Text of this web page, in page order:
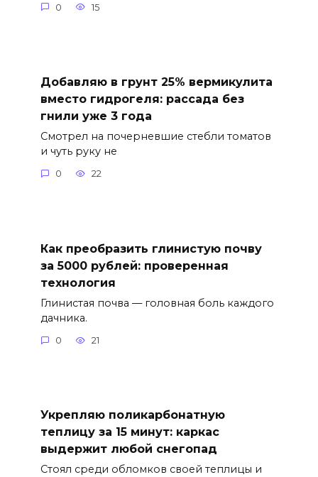
0 15
Добавляю в грунт 25% вермикулита
вместо гидрогеля: рассада без
гнили уже 3 года
Смотрел на почерневшие стебли томатов
и чуть руку не
0 22
Как преобразить глинистую почву
за 5000 рублей: проверенная
технология
Глинистая почва — головная боль каждого
дачника.
0 21
Укрепляю поликарбонатную
теплицу за 15 минут: каркас
выдержит любой снегопад
Стоял среди обломков своей теплицы и